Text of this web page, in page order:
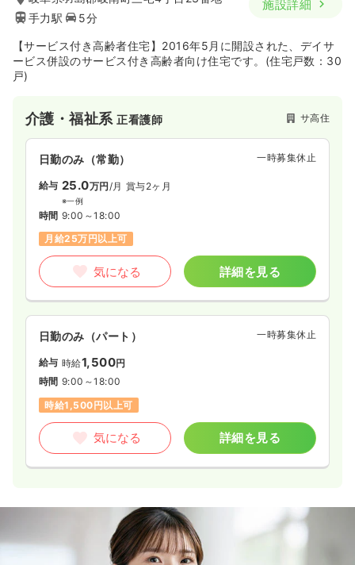
手力駅
5分
施設詳細
【サービス付き高齢者住宅】2016年5月に開設された、デイサ
ービス併設のサービス付き高齢者向け住宅です。(住宅戸数：30
戸)
介護・福祉系正看護師 サ高住
日勤のみ（常勤） 一時募集休止
給与 25.0万円 /月 賞与2ヶ月
※一例
時間 9:00～18:00
月給25万円以上可
気になる 詳細を見る
日勤のみ（パート） 一時募集休止
給与 時給1,500円
時間 9:00～18:00
時給1,500円以上可
気になる 詳細を見る